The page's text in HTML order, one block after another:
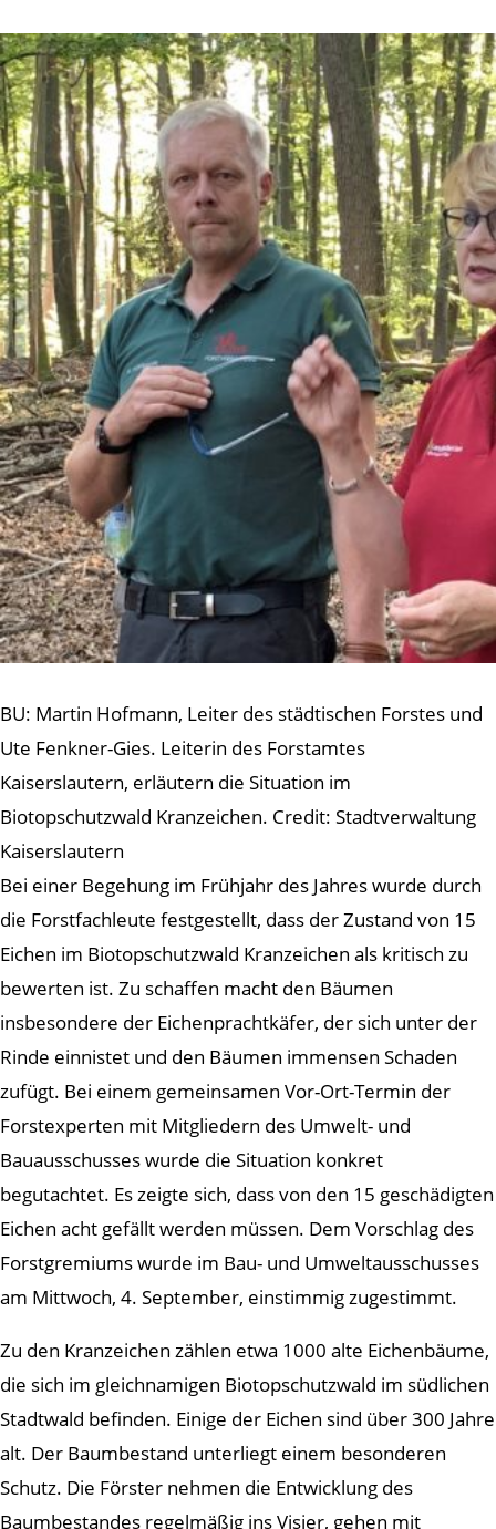
BU: Martin Hofmann, Leiter des städtischen Forstes und
Ute Fenkner-Gies. Leiterin des Forstamtes
Kaiserslautern, erläutern die Situation im
Biotopschutzwald Kranzeichen. Credit: Stadtverwaltung
Kaiserslautern
Bei einer Begehung im Frühjahr des Jahres wurde durch
die Forstfachleute festgestellt, dass der Zustand von 15
Eichen im Biotopschutzwald Kranzeichen als kritisch zu
bewerten ist. Zu schaffen macht den Bäumen
insbesondere der Eichenprachtkäfer, der sich unter der
Rinde einnistet und den Bäumen immensen Schaden
zufügt. Bei einem gemeinsamen Vor-Ort-Termin der
Forstexperten mit Mitgliedern des Umwelt- und
Bauausschusses wurde die Situation konkret
begutachtet. Es zeigte sich, dass von den 15 geschädigten
Eichen acht gefällt werden müssen. Dem Vorschlag des
Forstgremiums wurde im Bau- und Umweltausschusses
am Mittwoch, 4. September, einstimmig zugestimmt.
Zu den Kranzeichen zählen etwa 1000 alte Eichenbäume,
die sich im gleichnamigen Biotopschutzwald im südlichen
Stadtwald befinden. Einige der Eichen sind über 300 Jahre
alt. Der Baumbestand unterliegt einem besonderen
Schutz. Die Förster nehmen die Entwicklung des
Baumbestandes regelmäßig ins Visier, gehen mit